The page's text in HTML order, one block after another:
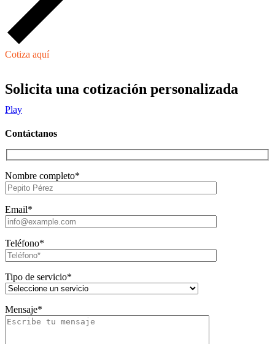
Cotiza aquí
Solicita una cotización personalizada
Play
Contáctanos
Nombre completo*
Email*
Teléfono*
Tipo de servicio*
Mensaje*